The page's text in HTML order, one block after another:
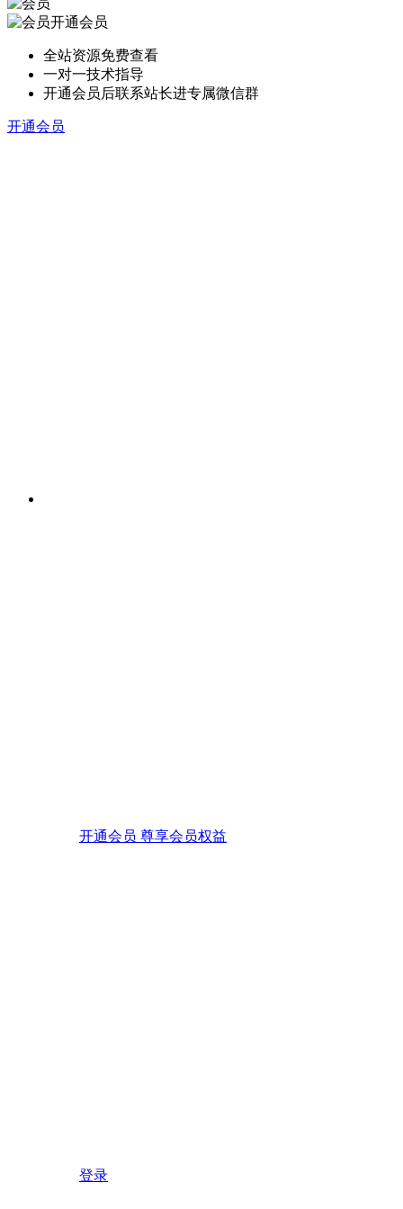
开通会员
全站资源免费查看
一对一技术指导
开通会员后联系站长进专属微信群
开通会员
开通会员 尊享会员权益
登录